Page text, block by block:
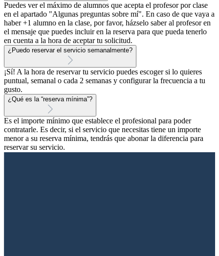
Puedes ver el máximo de alumnos que acepta el profesor por clase
en el apartado "Algunas preguntas sobre mí". En caso de que vaya a
haber +1 alumno en la clase, por favor, házselo saber al profesor en
el mensaje que puedes incluir en la reserva para que pueda tenerlo
en cuenta a la hora de aceptar tu solicitud.
¿Puedo reservar el servicio semanalmente?
¡Sí! A la hora de reservar tu servicio puedes escoger si lo quieres
puntual, semanal o cada 2 semanas y configurar la frecuencia a tu
gusto.
¿Qué es la “reserva mínima”?
Es el importe mínimo que establece el profesional para poder
contratarle. Es decir, si el servicio que necesitas tiene un importe
menor a su reserva mínima, tendrás que abonar la diferencia para
reservar su servicio.